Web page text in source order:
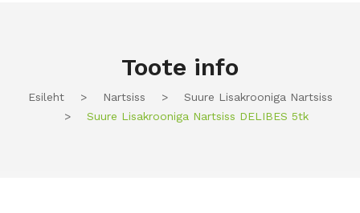
Toote info
Esileht > Nartsiss >
Suure Lisakrooniga Nartsiss
>
Suure Lisakrooniga Nartsiss DELIBES 5tk